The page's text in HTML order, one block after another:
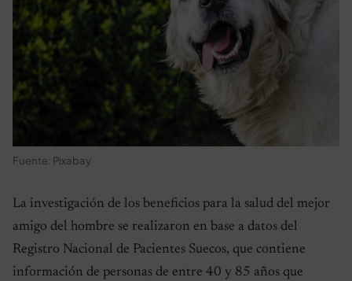
Fuente: Pixabay
La investigación de los beneficios para la salud del mejor
amigo del hombre se realizaron en base a datos del
Registro Nacional de Pacientes Suecos, que contiene
información de personas de entre 40 y 85 años que